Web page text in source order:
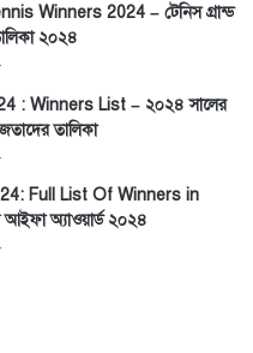
Winners 2024 – টেনিস গ্রান্ড
২০২৪
: Winners List – ২০২৪ সালের
তালিকা
Full List Of Winners in
অ্যাওয়ার্ড ২০২৪